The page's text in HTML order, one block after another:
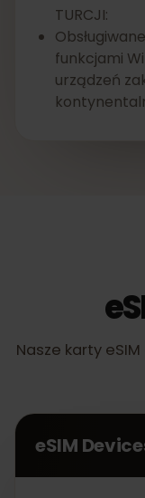
TURCJI:
funkcjami
urządzeń
Nasze karty
eSIM